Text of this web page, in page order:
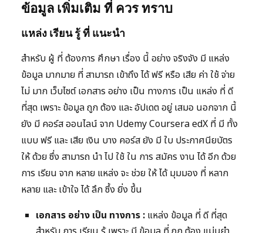
ข้อมูล เพิ่มเติม ที่ ควร ทราบ
แหล่ง เรียน รู้ ที่ แนะนำ
สำหรับ ผู้ ที่ ต้องการ ศึกษา เรื่อง นี้ อย่าง จริงจัง มี แหล่ง
ข้อมูล มากมาย ที่ สามารถ เข้าถึง ได้ ฟรี หรือ เสีย ค่า ใช้ จ่าย
ไม่ มาก เว็บไซต์ เอกสาร อย่าง เป็น ทางการ เป็น แหล่ง ที่ ดี
ที่สุด เพราะ ข้อมูล ถูก ต้อง และ อัปเดต อยู่ เสมอ นอกจาก นี้
ยัง มี คอร์ส ออนไลน์ จาก Udemy Coursera edX ที่ มี ทั้ง
แบบ ฟรี และ เสีย เงิน บาง คอร์ส ยัง มี ใบ ประกาศนียบัตร
ให้ ด้วย ซึ่ง สามารถ นำ ไป ใช้ ใน การ สมัคร งาน ได้ อีก ด้วย
การ เรียน จาก หลาย แหล่ง จะ ช่วย ให้ ได้ มุมมอง ที่ หลาก
หลาย และ เข้าใจ ได้ ลึก ซึ้ง ยิ่ง ขึ้น
เอกสาร อย่าง เป็น ทางการ : แหล่ง ข้อมูล ที่ ดี ที่สุด